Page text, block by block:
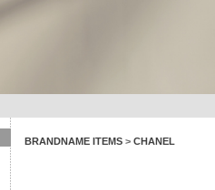
BRANDNAME ITEMS >CHANEL